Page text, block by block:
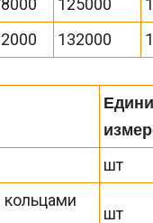
125000
132000
шт
кольцами
шт